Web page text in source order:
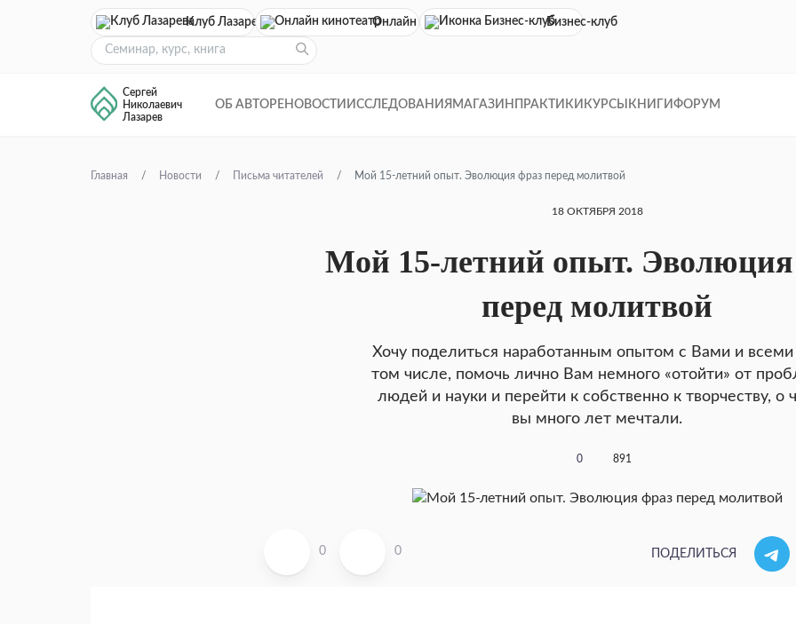
Клуб Лазарева Онлайн кинотеатр
Бизнес-клуб
Сергей
Николаевич
Лазарев
ОБ АВТОРЕ НОВОСТИ ИССЛЕДОВАНИЯ МАГАЗИН ПРАКТИКИ КУРСЫ КНИГИ ФОРУМ
Главная Новости Письма читателей Мой 15-летний опыт. Эволюция фраз перед молитвой
18 ОКТЯБРЯ 2018
Мой 15-летний опыт. Эволюция
перед молитвой
Хочу поделиться наработанным опытом с Вами и всеми
том числе, помочь лично Вам немного «отойти» от
людей и науки и перейти к собственно к творчеству, о
вы много лет мечтали.
0 891
0 0 ПОДЕЛИТЬСЯ